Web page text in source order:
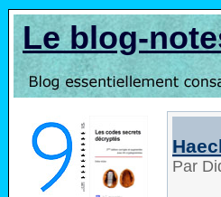
Le blog-
Par